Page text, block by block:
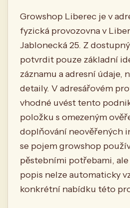
Growshop Liberec je v
fyzická provozovna v
Jablonecká 25. Z
potvrdit pouze základní
záznamu a adresní údaje,
detaily. V adresářovém
vhodné uvést tento
položku s omezeným
doplňování neověřených
se pojem growshop
pěstebními potřebami,
popis nelze automaticky
konkrétní nabídku této